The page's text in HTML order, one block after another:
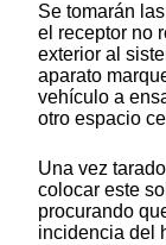
Se tomarán
el receptor no
exterior al
aparato
vehículo a
otro espacio
Una vez
colocar este
procurando
incidencia del